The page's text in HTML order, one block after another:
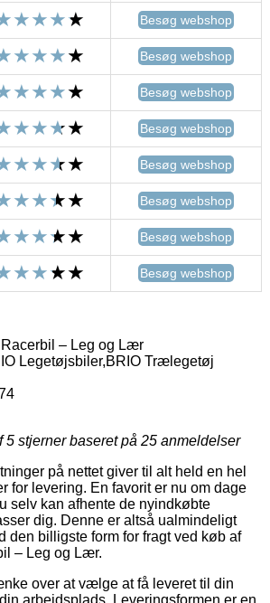
Besøg webshop
Besøg webshop
Besøg webshop
Besøg webshop
Besøg webshop
Besøg webshop
Besøg webshop
Besøg webshop
Racerbil – Leg og Lær
Legetøjsbiler,BRIO Trælegetøj
5 stjerner baseret på 25 anmeldelser
på nettet giver til alt held en hel
for levering. En favorit er nu om dage
selv kan afhente de nyindkøbte
dig. Denne er altså ualmindeligt
den billigste form for fragt ved køb af
– Leg og Lær.
over at vælge at få leveret til din
arbejdsplads. Leveringsformen er en